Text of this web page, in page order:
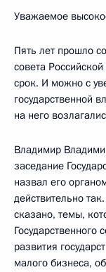
Уважаемое
Пять лет прошло
совета
срок. И можно с
государственной
на него
Владимир
заседание
назвал его
действительно
сказано, темы,
Государственного
развития
малого бизнеса,